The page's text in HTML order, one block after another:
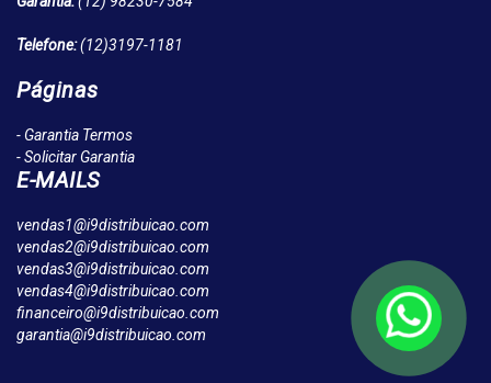
Telefone:(12)3197-1181
Páginas
- Garantia Termos
- Solicitar Garantia
E-MAILS
vendas1@i9distribuicao.com
vendas2@i9distribuicao.com
vendas3@i9distribuicao.com
vendas4@i9distribuicao.com
financeiro@i9distribuicao.com
garantia@i9distribuicao.com